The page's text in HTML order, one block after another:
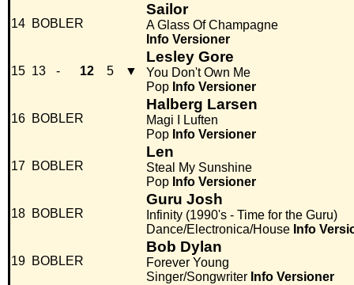
14 BOBLER
Sailor
A Glass Of Champagne
Info Versioner
15 13 - 12 5 ▼
Lesley Gore
You Don't Own Me
Pop Info Versioner
16 BOBLER
Halberg Larsen
Magi I Luften
Pop Info Versioner
17 BOBLER
Len
Steal My Sunshine
Pop Info Versioner
18 BOBLER
Guru Josh
Infinity (1990's - Time for the Guru)
Dance/Electronica/House Info
19 BOBLER
Bob Dylan
Forever Young
Singer/Songwriter Info Versioner